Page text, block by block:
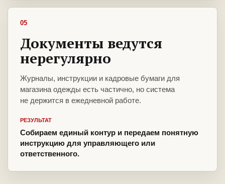
05
Документы ведутся
нерегулярно
Журналы, инструкции и кадровые бумаги для
магазина одежды есть частично, но система
не держится в ежедневной работе.
РЕЗУЛЬТАТ
Собираем единый контур и передаем понятную
инструкцию для управляющего или
ответственного.